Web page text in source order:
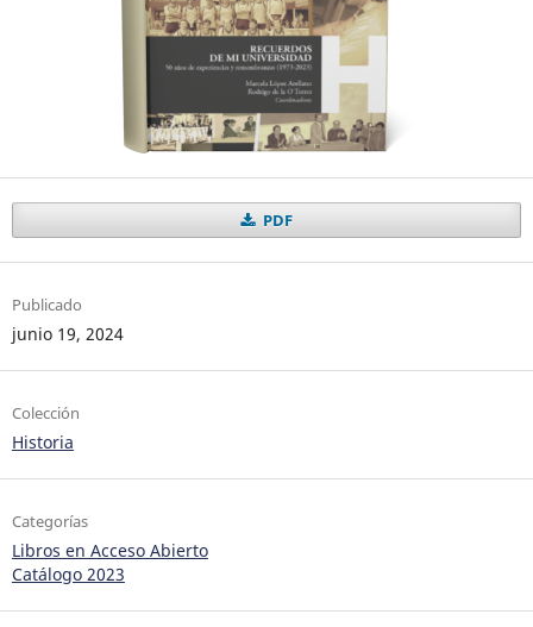
PDF
Publicado
junio 19, 2024
Colección
Historia
Categorías
Libros en Acceso Abierto
Catálogo 2023